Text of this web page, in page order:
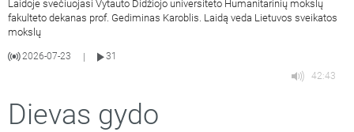
Laidoje svečiuojasi Vytauto Didžiojo universiteto Humanitarinių mokslų
fakulteto dekanas prof. Gediminas Karoblis. Laidą veda Lietuvos sveikatos
mokslų
2026-07-23
31
42:43
Dievas gydo